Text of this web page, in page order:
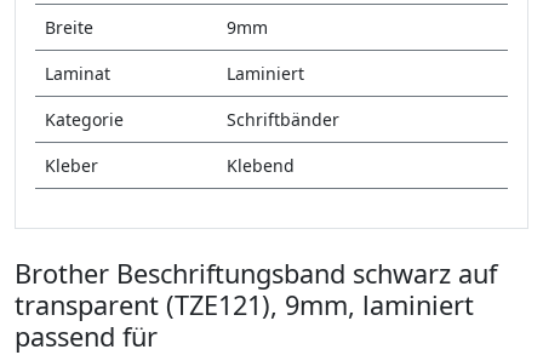
Breite
9mm
Laminat
Laminiert
Kategorie
Schriftbänder
Kleber
Klebend
Brother Beschriftungsband schwarz auf
transparent (TZE121), 9mm, laminiert
passend für